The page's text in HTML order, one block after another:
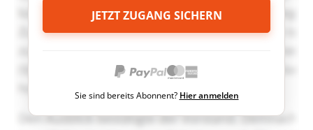
JETZT ZUGANG SICHERN
Sie sind bereits Abonnent? Hier anmelden